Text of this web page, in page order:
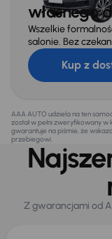
własnego
Wszelkie
salonie. Bez
Kup z
AAA AUTO udziela na ten
został w pełni zweryfikowany
gwarantuje na piśmie, że
przebiegowi.
Z gwarancjami od